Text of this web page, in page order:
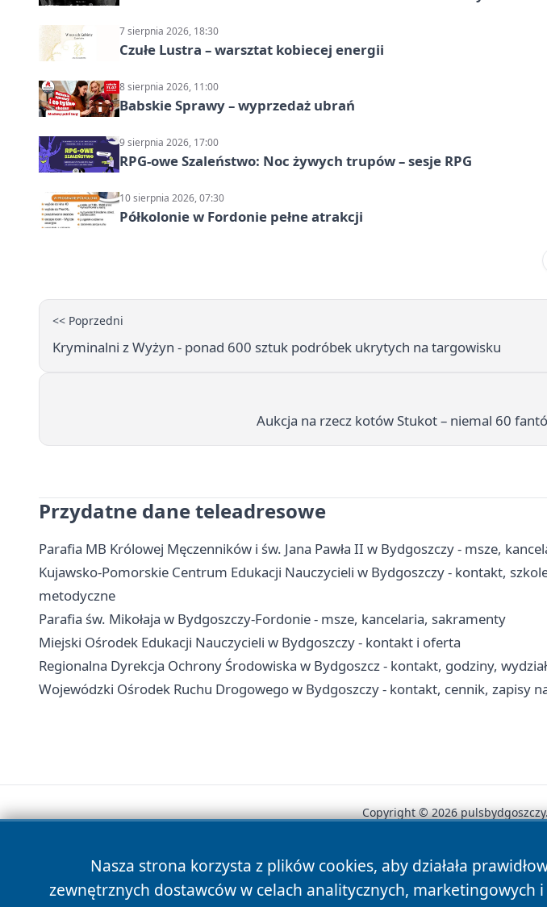
7 sierpnia 2026, 18:30
Czułe Lustra – warsztat kobiecej energii
8 sierpnia 2026, 11:00
Babskie Sprawy – wyprzedaż ubrań
9 sierpnia 2026, 17:00
RPG-owe Szaleństwo: Noc żywych trupów – sesje RPG
10 sierpnia 2026, 07:30
Półkolonie w Fordonie pełne atrakcji
<< Poprzedni
Kryminalni z Wyżyn - ponad 600 sztuk podróbek ukrytych na targowisku
Aukcja na rzecz kotów Stukot – niemal 60
Przydatne dane teleadresowe
Parafia MB Królowej Męczenników i św. Jana Pawła II w Bydgoszczy - msze,
Kujawsko-Pomorskie Centrum Edukacji Nauczycieli w Bydgoszczy - kontakt,
metodyczne
Parafia św. Mikołaja w Bydgoszczy-Fordonie - msze, kancelaria, sakramenty
Miejski Ośrodek Edukacji Nauczycieli w Bydgoszczy - kontakt i oferta
Regionalna Dyrekcja Ochrony Środowiska w Bydgoszcz - kontakt, godziny,
Wojewódzki Ośrodek Ruchu Drogowego w Bydgoszczy - kontakt, cennik, zapisy
Nasza strona korzysta z plików cookies, aby działała
zewnętrznych dostawców w celach analitycznych,
Copyright © 2026
News Autorzy Polityka